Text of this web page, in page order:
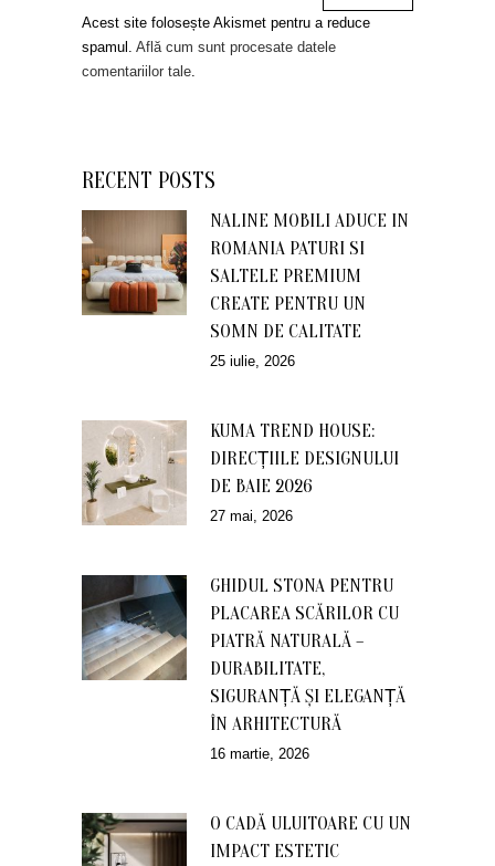
Acest site folosește Akismet pentru a reduce
spamul. Află cum sunt procesate datele
comentariilor tale
RECENT POSTS
NALINE MOBILI ADUCE IN
ROMANIA PATURI SI
SALTELE PREMIUM
CREATE PENTRU UN
SOMN DE CALITATE
25 iulie, 2026
KUMA TREND HOUSE:
DIRECȚIILE DESIGNULUI
DE BAIE 2026
27 mai, 2026
GHIDUL STONA PENTRU
PLACAREA SCĂRILOR CU
PIATRĂ NATURALĂ –
DURABILITATE,
SIGURANȚĂ ȘI ELEGANȚĂ
ÎN ARHITECTURĂ
16 martie, 2026
O CADĂ ULUITOARE CU UN
IMPACT ESTETIC